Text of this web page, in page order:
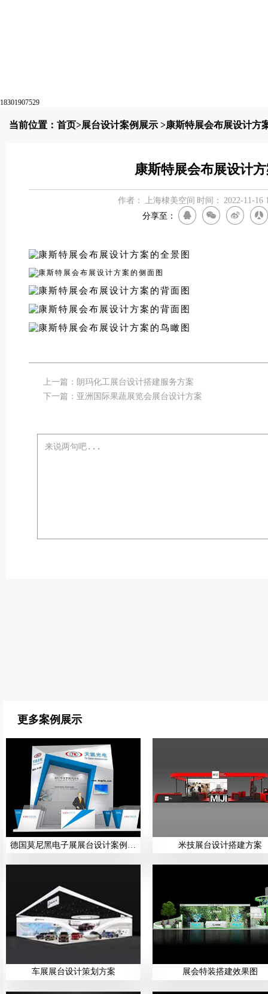
18301907529
当前位置： 首页>展台设计案例展示>康斯特展会布展设计方
康斯特展会布展设计
作者： 上海棣美空间 时间：
2022-11-16
分享至：
上一篇： 朗玛化工展台设计搭建服务方案
下一篇： 亚洲国际果蔬展览会展台设计方案
更多案例展示
米技展台设计搭建方案
车展展台设计策划方案 展会特装搭建效果图